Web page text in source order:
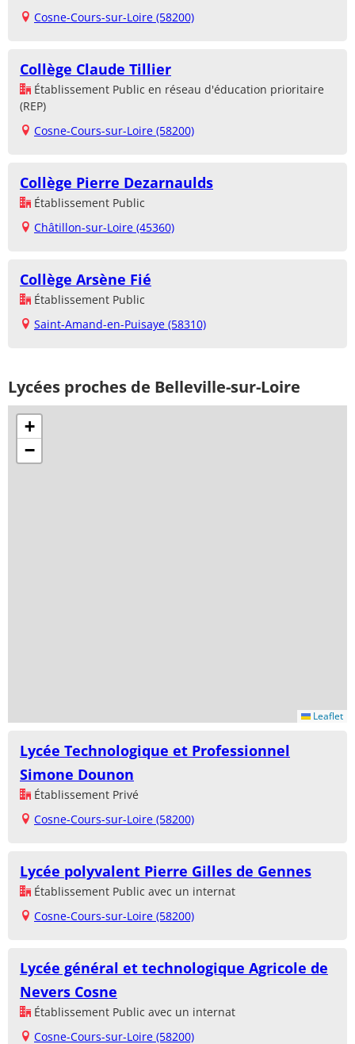
Cosne-Cours-sur-Loire (58200)
Collège Claude Tillier
Établissement Public en réseau d'éducation prioritaire
(REP)
Cosne-Cours-sur-Loire (58200)
Collège Pierre Dezarnaulds
Établissement Public
Châtillon-sur-Loire (45360)
Collège Arsène Fié
Établissement Public
Saint-Amand-en-Puisaye (58310)
Lycées proches de Belleville-sur-Loire
+
−
Leaflet
Lycée Technologique et Professionnel
Simone Dounon
Établissement Privé
Cosne-Cours-sur-Loire (58200)
Lycée polyvalent Pierre Gilles de Gennes
Établissement Public avec un internat
Cosne-Cours-sur-Loire (58200)
Lycée général et technologique Agricole de
Nevers Cosne
Établissement Public avec un internat
Cosne-Cours-sur-Loire (58200)